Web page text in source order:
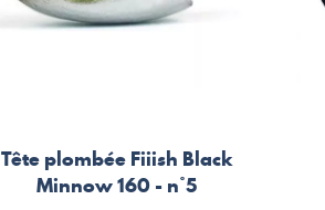
Tête plombée Fiiish Black
Minnow 160 - n°5